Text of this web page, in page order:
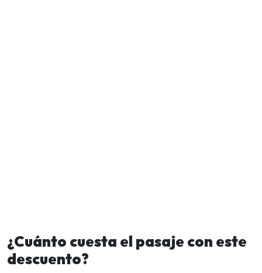
¿Cuánto cuesta el pasaje con este
descuento?